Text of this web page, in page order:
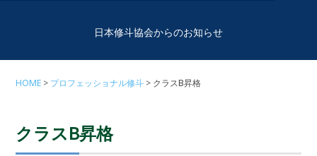
日本修斗協会からのお知らせ
HOME プロフェッショナル修斗 クラスB昇格
クラスB昇格